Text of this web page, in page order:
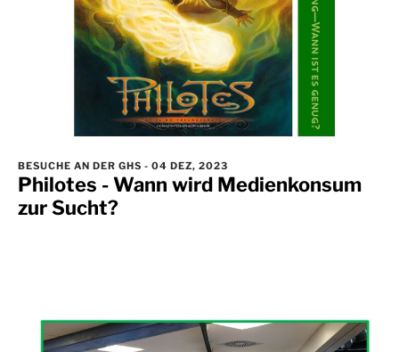
BESUCHE AN DER GHS - 04 DEZ, 2023
Philotes - Wann wird Medienkonsum
zur Sucht?